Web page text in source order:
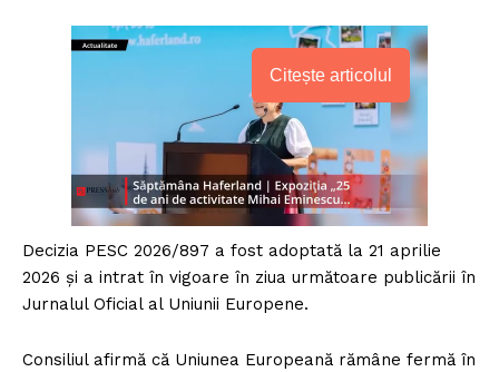
Citește articolul
Decizia PESC 2026/897 a fost adoptată la 21 aprilie
2026 și a intrat în vigoare în ziua următoare publicării în
Jurnalul Oficial al Uniunii Europene.
Consiliul afirmă că Uniunea Europeană rămâne fermă în